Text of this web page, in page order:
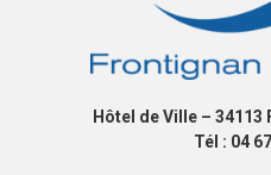
Hôtel de Ville –
Tél : 04